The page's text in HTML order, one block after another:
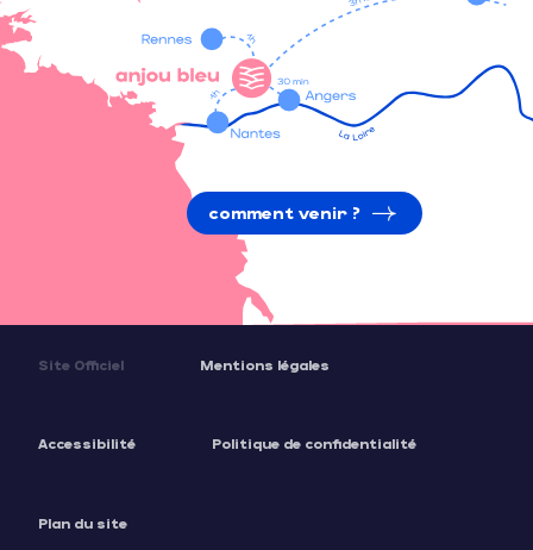
comment venir ?
Site Officiel Mentions légales
Accessibilité Politique de confidentialité
Plan du site